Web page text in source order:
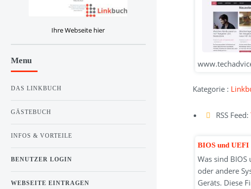
Kategorie :
RSS Feed:
BIOS und UEFI
Was sind
oder andere
Geräts. Diese
Ihre Webseite hier
Menu
DAS LINKBUCH
GÄSTEBUCH
INFOS & VORTEILE
BENUTZER LOGIN
WEBSEITE EINTRAGEN